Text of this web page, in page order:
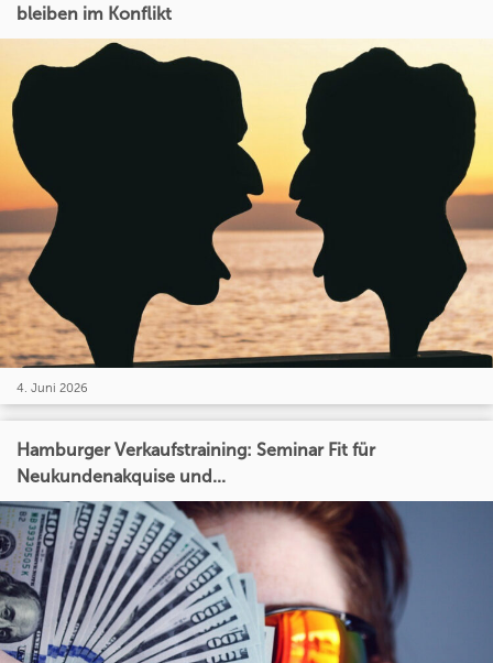
bleiben im Konflikt
4. Juni 2026
Hamburger Verkaufstraining: Seminar Fit für
Neukundenakquise und...